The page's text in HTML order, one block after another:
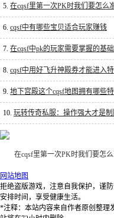
5. 在cqsf里第一次PK时我们要怎么
6. cqsf中有哪些宝贝适合玩家赚钱
7. 在cqsf中pk的玩家需要掌握的基
8. cqsf中用好飞升神殿券才能进入
9. 地下宫殿这个cqsf地图拥有哪些
10. 玩转传奇私服：操作强大才是
在cqsf里第一次PK时我们要怎
网站地图
拒绝盗版游戏，注意自我保护，谨
安排时间，享受健康生活。
*注释：本站内容来自作者原创整理